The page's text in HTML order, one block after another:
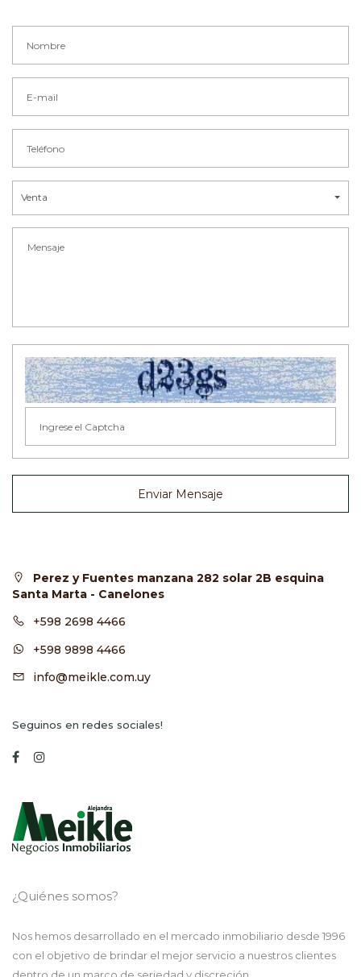
Venta
Enviar Mensaje
Perez y Fuentes manzana 282 solar 2B esquina
Santa Marta - Canelones
+598 2698 4466
+598 9898 4466
info@meikle.com.uy
Seguinos en redes sociales!
¿Quiénes somos?
Nos hemos desarrollado en el mercado inmobiliario desde 1996
con el objetivo de brindar el mejor servicio a nuestros clientes